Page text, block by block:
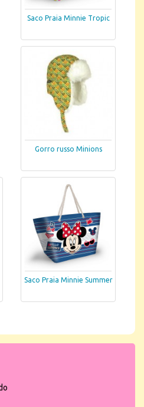
Saco Praia Minnie Tropic
Gorro russo Minions
Saco Praia Minnie Summer